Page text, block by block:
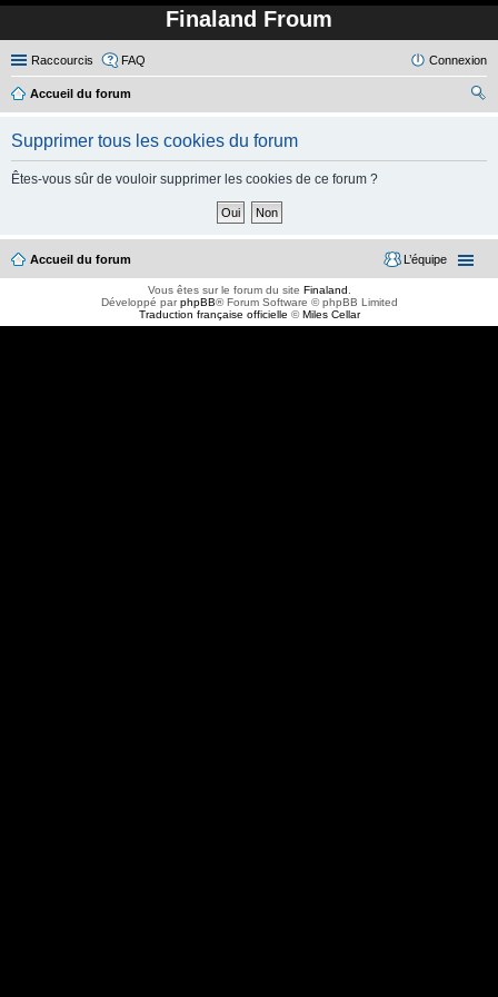
Finaland Froum
Raccourcis FAQ Connexion
Accueil du forum
Supprimer tous les cookies du forum
Êtes-vous sûr de vouloir supprimer les cookies de ce forum ?
Accueil du forum L’équipe
Vous êtes sur le forum du site Finaland
Développé parphpBB® Forum Software © phpBB Limited
Traduction française officielle ©Miles Cellar